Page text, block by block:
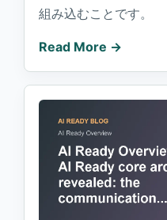
組み込むことです。
Read More →